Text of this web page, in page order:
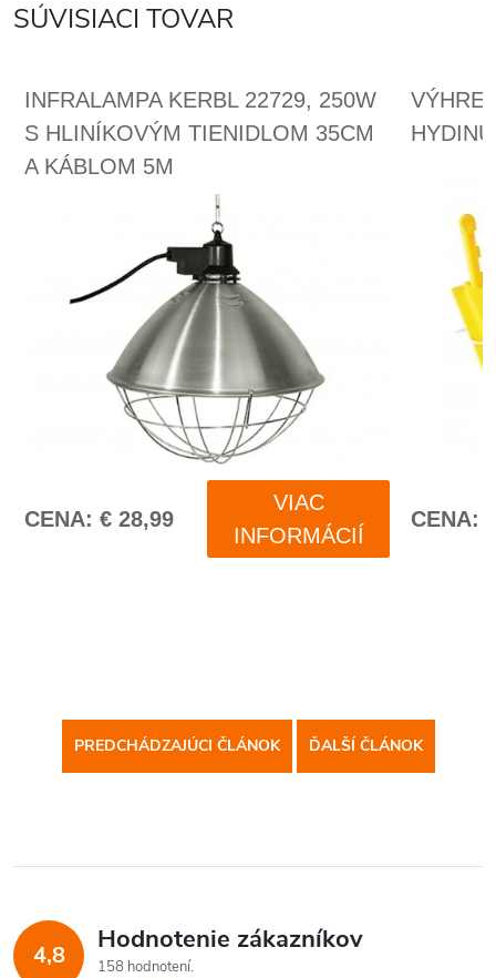
SÚVISIACI TOVAR
PREDCHÁDZAJÚCI ČLÁNOK ĎALŠÍ ČLÁNOK
4,8 Hodnotenie zákazníkov
158 hodnotení